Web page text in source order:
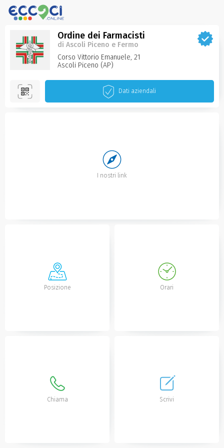
Ordine dei Farmacisti
di Ascoli Piceno e Fermo
Corso Vittorio Emanuele, 21
Ascoli Piceno‌ (AP)
Dati aziendali
I nostri link
Posizione Orari
Chiama Scrivi